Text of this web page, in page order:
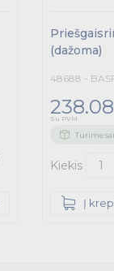
(dažoma)
48688 -
Su PVM
Turime
Kiekis
Į